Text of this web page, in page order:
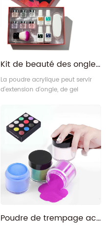
Kit de beauté des ongles en poudre de trempage Ensemble d'ongles en acrylique pour l'art des ongles
La poudre acrylique peut servir
d'extension d'ongle, de gel
ongles fournit suffisamment de
pointes d'ongles de meilleure
qualité, en utilisant la colle à
ongles pour appliquer sur les
pointes, puis la coller au bon
endroit et la limer dans la forme
que vous voulez.
Poudre de trempage acrylique en cristal d'art d'ongle